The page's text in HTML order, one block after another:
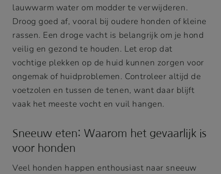
lauwwarm water om modder te verwijderen.
Droog goed af, vooral bij oudere honden of kleine
rassen. Een droge vacht is belangrijk om je hond
veilig en gezond te houden. Let erop dat
vochtige plekken op de huid kunnen zorgen voor
ongemak of huidproblemen. Controleer altijd de
voetzolen en tussen de tenen, want daar blijft
vaak het meeste vocht en vuil hangen.
Sneeuw eten: Waarom het gevaarlijk is
voor honden
Veel honden happen enthousiast naar sneeuw